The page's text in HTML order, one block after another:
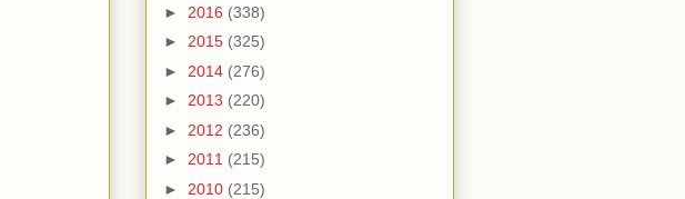
► 2016 (338)
► 2015 (325)
► 2014 (276)
► 2013 (220)
► 2012 (236)
► 2011 (215)
► 2010 (215)